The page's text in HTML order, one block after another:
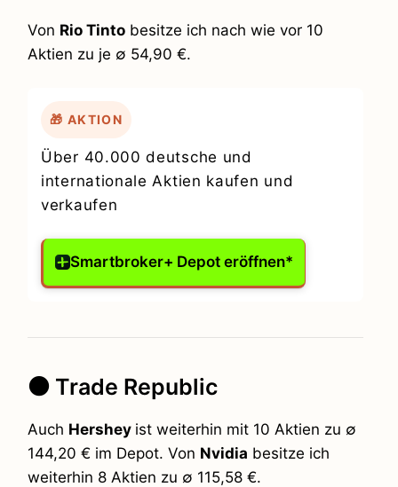
Von Rio Tinto besitze ich nach wie vor 10
Aktien zu je ∅ 54,90 €.
🎁 AKTION
Über 40.000 deutsche und
internationale Aktien kaufen und
verkaufen
Smartbroker+ Depot eröffnen*
⚫ Trade Republic
Auch Hershey ist weiterhin mit 10 Aktien zu ∅
144,20 € im Depot. Von Nvidia besitze ich
weiterhin 8 Aktien zu ∅ 115,58 €.